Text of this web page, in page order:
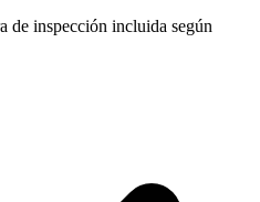
de inspección incluida según